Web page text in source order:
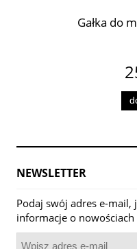
Gałka do
NEWSLETTER
Podaj swój adres e-mail,
informacje o